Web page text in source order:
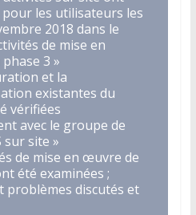
les utilisateurs les
2018 dans le
de mise en
3 »
et la
existantes du
vérifiées
avec le groupe de
sur site »
de mise en œuvre de
été examinées ;
problèmes discutés et